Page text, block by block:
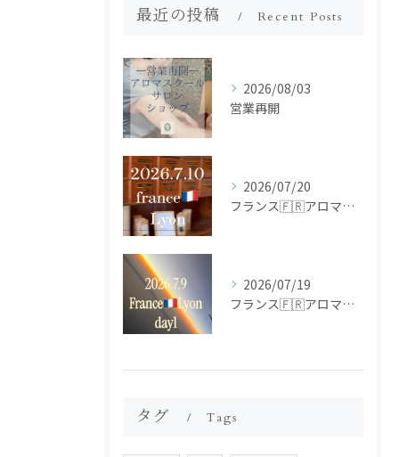
最近の投稿 Recent Posts
2026/08/03
営業再開
2026/07/20
フランス🇫🇷アロマ研修ツアー𝗱𝗮𝘆𝟮
2026/07/19
フランス🇫🇷アロマ研修ツアー𝗱𝗮𝘆𝟭
タグ Tags